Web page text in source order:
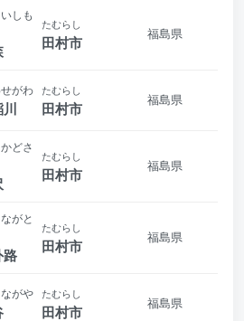
しも
たむらし
田村市
福島県
がわ たむらし
田村市
福島県
どさ
たむらし
田村市
福島県
がと
路
たむらし
田村市
福島県
がや たむらし
田村市
福島県